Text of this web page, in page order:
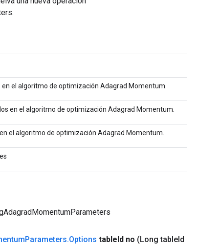
el algoritmo de optimización Adagrad Momentum.
en el algoritmo de optimización Adagrad Momentum.
el algoritmo de optimización Adagrad Momentum.
Parameters.Options tableId no (Long tableId